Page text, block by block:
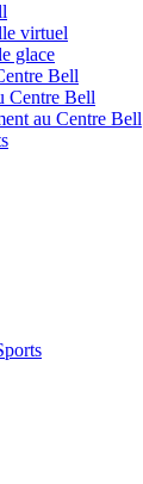
virtuel
glace
Bell
Centre Bell
au Centre Bell